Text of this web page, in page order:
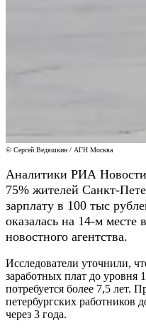
© Сергей Ведяшкин / АГН Москва
Аналитики РИА Новости
75% жителей Санкт-
зарплату в 100 тыс
оказалась на 14-м месте
новостного агентства.
Исследователи уточнили,
заработных плат до уровня
потребуется более 7,5 лет.
петербургских работников
через 3 года.